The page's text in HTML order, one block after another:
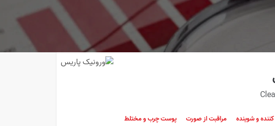
و شوینده مراقبت از صورت پوست چرب و مختلط